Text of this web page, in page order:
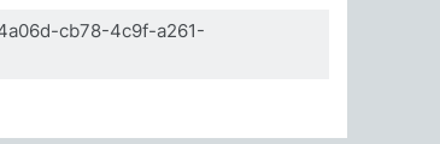
cb78-4c9f-a261-